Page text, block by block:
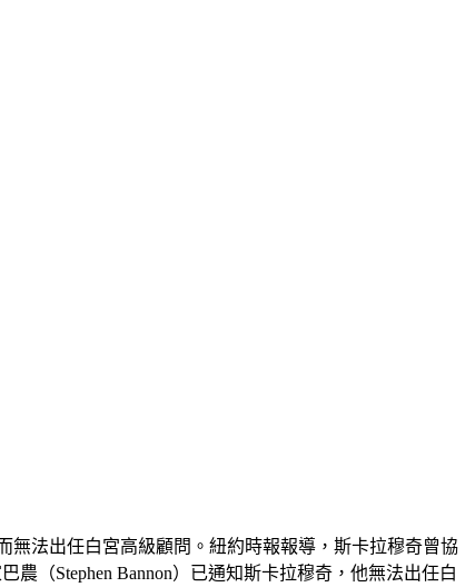
無法出任白宮高級顧問。紐約時報報導，斯卡拉穆奇曾協
（Stephen Bannon）已通知斯卡拉穆奇，他無法出任白